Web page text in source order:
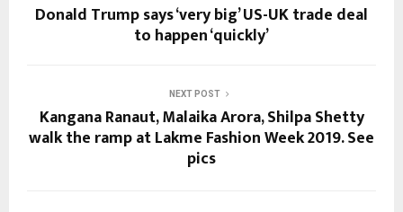
Donald Trump says ‘very big’ US-UK trade deal
to happen ‘quickly’
NEXT POST
Kangana Ranaut, Malaika Arora, Shilpa Shetty
walk the ramp at Lakme Fashion Week 2019. See
pics